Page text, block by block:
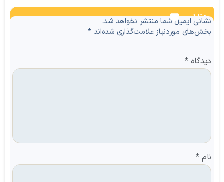
نظرات
نشانی ایمیل شما منتشر نخواهد شد.
بخش‌های موردنیاز علامت‌گذاری شده‌اند*
دیدگاه*
نام *